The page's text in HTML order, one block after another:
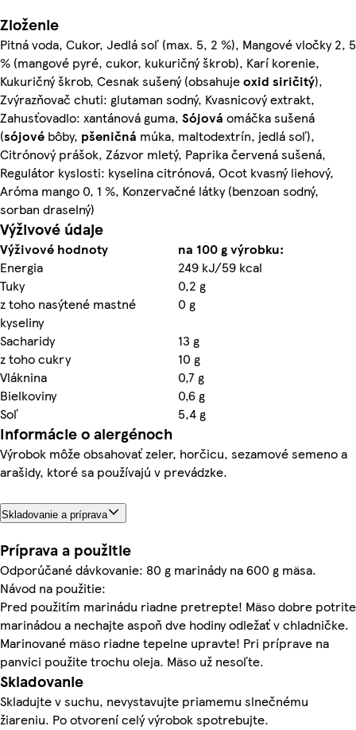
Zloženie
Pitná voda, Cukor, Jedlá soľ (max. 5, 2 %), Mangové vločky 2, 5
% (mangové pyré, cukor, kukuričný škrob), Karí korenie,
Kukuričný škrob, Cesnak sušený (obsahujeoxid siričitý),
Zvýrazňovač chuti: glutaman sodný, Kvasnicový extrakt,
Zahusťovadlo: xantánová guma, Sójová omáčka sušená
(sójové bôby, pšeničná múka, maltodextrín, jedlá soľ),
Citrónový prášok, Zázvor mletý, Paprika červená sušená,
Regulátor kyslosti: kyselina citrónová, Ocot kvasný liehový,
Aróma mango 0, 1 %, Konzervačné látky (benzoan sodný,
sorban draselný)
Výživové údaje
Výživové hodnoty
na 100 g výrobku:
Energia
249 kJ/59 kcal
Tuky
0,2 g
z toho nasýtené mastné
kyseliny
0 g
Sacharidy
13 g
z toho cukry
10 g
Vláknina
0,7 g
Bielkoviny
0,6 g
Soľ
5,4 g
Informácie o alergénoch
Výrobok môže obsahovať zeler, horčicu, sezamové semeno a
arašidy, ktoré sa používajú v prevádzke.
Skladovanie a príprava
Príprava a použitie
Odporúčané dávkovanie: 80 g marinády na 600 g mäsa.
Návod na použitie:
Pred použitím marinádu riadne pretrepte! Mäso dobre potrite
marinádou a nechajte aspoň dve hodiny odležať v chladničke.
Marinované mäso riadne tepelne upravte! Pri príprave na
panvici použite trochu oleja. Mäso už nesoľte.
Skladovanie
Skladujte v suchu, nevystavujte priamemu slnečnému
žiareniu. Po otvorení celý výrobok spotrebujte.